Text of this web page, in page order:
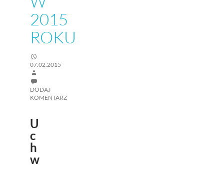
2015
ROKU
07.02.2015
DODAJ
KOMENTARZ
U
c
h
w